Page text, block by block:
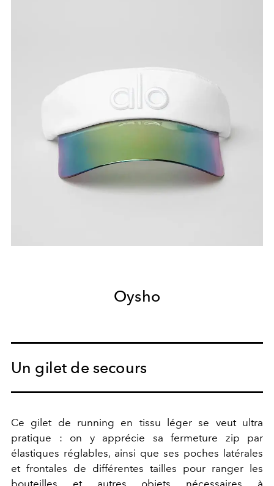
Oysho
Un gilet de secours
Ce gilet de running en tissu léger se veut ultra
pratique : on y apprécie sa fermeture zip par
élastiques réglables, ainsi que ses poches latérales
et frontales de différentes tailles pour ranger les
bouteilles et autres objets nécessaires à